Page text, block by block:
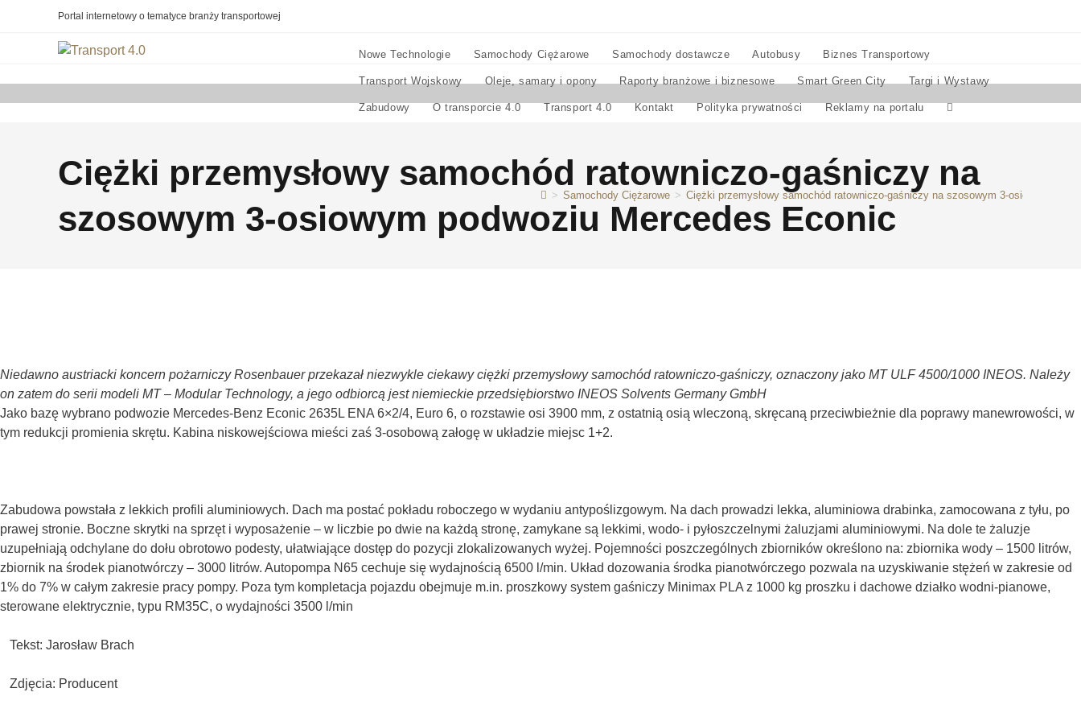
Portal internetowy o tematyce branży transportowej
Nowe Technologie Samochody Ciężarowe Samochody dostawcze Autobusy Biznes Transportowy
Transport Wojskowy Oleje, samary i opony Raporty branżowe i biznesowe Smart Green City Targi i Wystawy
Zabudowy O transporcie 4.0 Transport 4.0 Kontakt Polityka prywatności Reklamy na portalu
Ciężki przemysłowy samochód ratowniczo-gaśniczy na
szosowym 3-osiowym podwoziu Mercedes Econic
> Samochody Ciężarowe > Ciężki przemysłowy samochód ratowniczo-gaśniczy na szosowym 3-osiowym
Niedawno austriacki koncern pożarniczy Rosenbauer przekazał niezwykle ciekawy ciężki przemysłowy samochód ratowniczo-gaśniczy, oznaczony jako MT ULF 4500/1000 INEOS. Należy
on zatem do serii modeli MT – Modular Technology, a jego odbiorcą jest niemieckie przedsiębiorstwo INEOS Solvents Germany GmbH
Jako bazę wybrano podwozie Mercedes-Benz Econic 2635L ENA 6×2/4, Euro 6, o rozstawie osi 3900 mm, z ostatnią osią wleczoną, skręcaną przeciwbieżnie dla poprawy manewrowości, w
tym redukcji promienia skrętu. Kabina niskowejściowa mieści zaś 3-osobową załogę w układzie miejsc 1+2.
Zabudowa powstała z lekkich profili aluminiowych. Dach ma postać pokładu roboczego w wydaniu antypoślizgowym. Na dach prowadzi lekka, aluminiowa drabinka, zamocowana z tyłu, po
prawej stronie. Boczne skrytki na sprzęt i wyposażenie – w liczbie po dwie na każdą stronę, zamykane są lekkimi, wodo- i pyłoszczelnymi żaluzjami aluminiowymi. Na dole te żaluzje
uzupełniają odchylane do dołu obrotowo podesty, ułatwiające dostęp do pozycji zlokalizowanych wyżej. Pojemności poszczególnych zbiorników określono na: zbiornika wody – 1500 litrów,
zbiornik na środek pianotwórczy – 3000 litrów. Autopompa N65 cechuje się wydajnością 6500 l/min. Układ dozowania środka pianotwórczego pozwala na uzyskiwanie stężeń w zakresie od
1% do 7% w całym zakresie pracy pompy. Poza tym kompletacja pojazdu obejmuje m.in. proszkowy system gaśniczy Minimax PLA z 1000 kg proszku i dachowe działko wodni-pianowe,
sterowane elektrycznie, typu RM35C, o wydajności 3500 l/min
Tekst: Jarosław Brach
Zdjęcia: Producent